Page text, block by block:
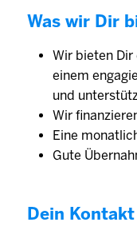
Was wir Dir
Wir bieten
einem
und
Wir
Eine
Gute
Dein Kontakt